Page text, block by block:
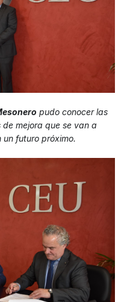
pudo conocer las
mejora que se van a
futuro próximo.